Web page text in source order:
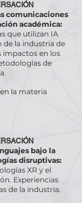
comunicaciones
académica:
que utilizan IA
de la industria de
impactos en los
de
la materia
bajo la
disruptivas:
XR y el
Experiencias
de la industria.